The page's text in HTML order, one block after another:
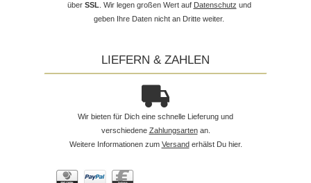
über SSL . Wir legen großen Wert auf Datenschutz und
geben Ihre Daten nicht an Dritte weiter.
LIEFERN & ZAHLEN
Wir bieten für Dich eine schnelle Lieferung und
verschiedene Zahlungsartenan.
Weitere Informationen zum Versanderhälst Du hier.